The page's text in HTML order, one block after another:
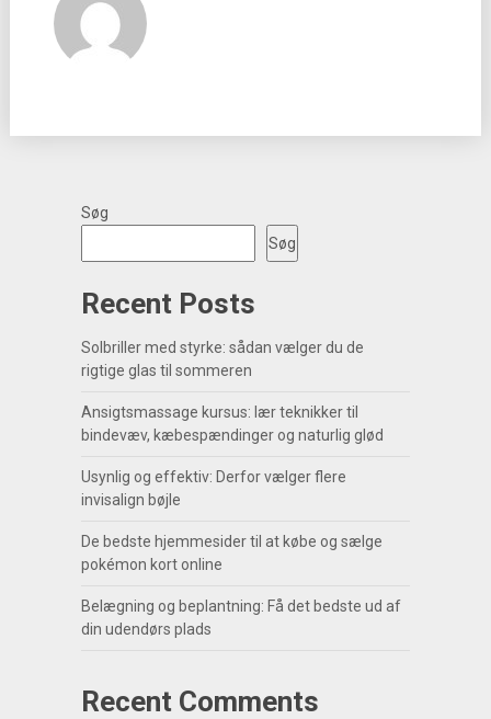
Søg
Søg
Recent Posts
Solbriller med styrke: sådan vælger du de
rigtige glas til sommeren
Ansigtsmassage kursus: lær teknikker til
bindevæv, kæbespændinger og naturlig glød
Usynlig og effektiv: Derfor vælger flere
invisalign bøjle
De bedste hjemmesider til at købe og sælge
pokémon kort online
Belægning og beplantning: Få det bedste ud af
din udendørs plads
Recent Comments